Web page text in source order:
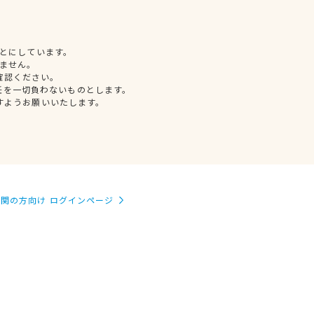
しています。
せん。
ください。
一切負わないものとします。
うお願いいたします。
の方向け ログインページ